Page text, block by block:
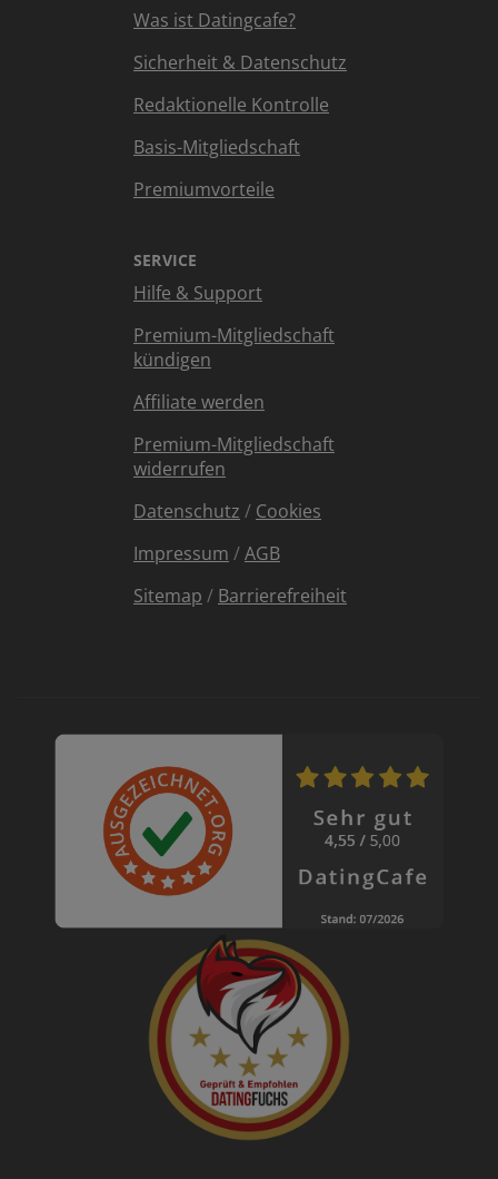
Was ist Datingcafe?
Sicherheit & Datenschutz
Redaktionelle Kontrolle
Basis-Mitgliedschaft
Premiumvorteile
SERVICE
Hilfe & Support
Premium-Mitgliedschaft
kündigen
Affiliate werden
Premium-Mitgliedschaft
widerrufen
Datenschutz / Cookies
Impressum /AGB
Sitemap / Barrierefreiheit